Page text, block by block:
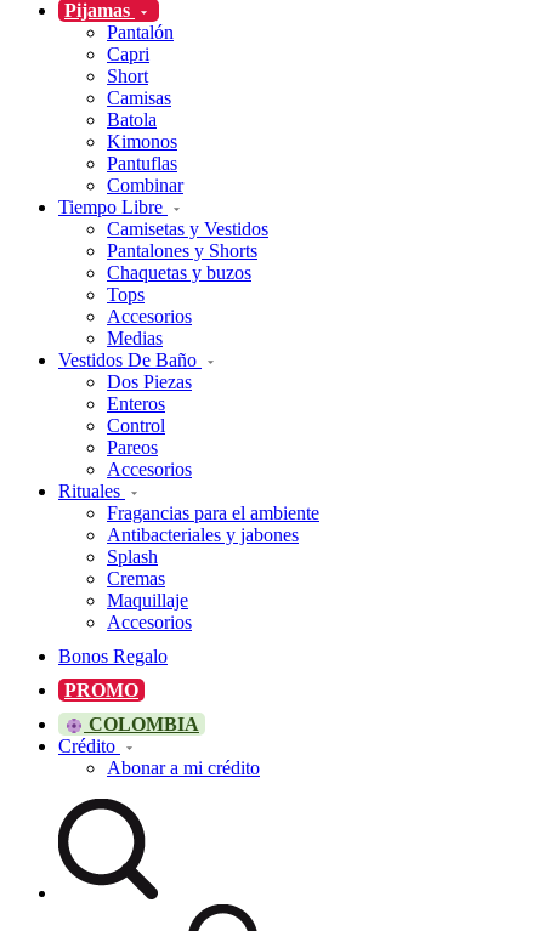
Pijamas
Pantalón
Capri
Short
Camisas
Batola
Kimonos
Pantuflas
Combinar
Tiempo Libre
Camisetas y Vestidos
Pantalones y Shorts
Chaquetas y buzos
Tops
Accesorios
Medias
Vestidos De Baño
Dos Piezas
Enteros
Control
Pareos
Accesorios
Rituales
Fragancias para el ambiente
Antibacteriales y jabones
Splash
Cremas
Maquillaje
Accesorios
Bonos Regalo
PROMO
COLOMBIA
Crédito
Abonar a mi crédito